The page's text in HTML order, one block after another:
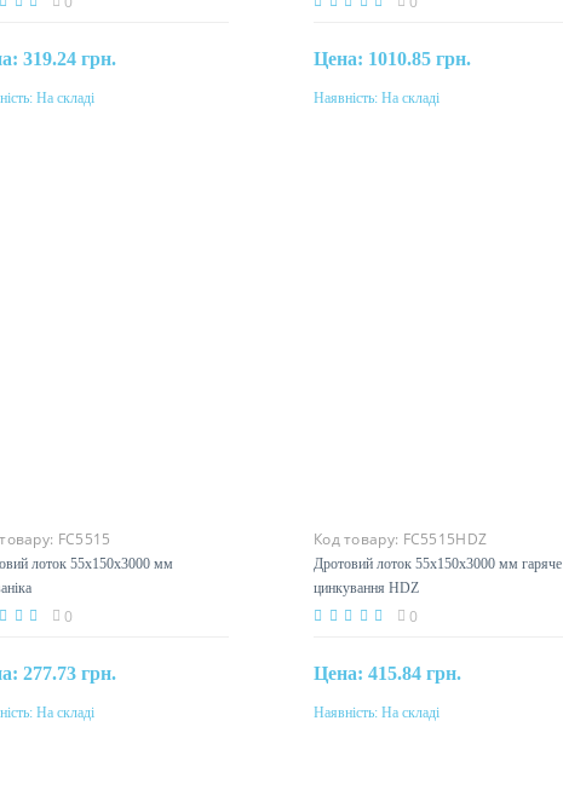
319.24 грн.
КупитиНа складі
Цена: 1010.85 грн.
Купити
Наявність: На складі
FC5515
лоток 55х150х3000 мм
0
277.73 грн.
КупитиНа складі
Код товару: FC5515HDZ
Дротовий лоток 55х150х3000 мм гаряче
цинкування HDZ
0
Цена: 415.84 грн.
Купити
Наявність: На складі